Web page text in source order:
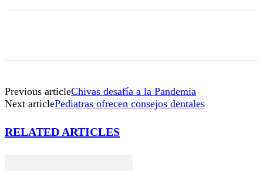
Previous articleChivas desafía a la Pandemia
Next articlePediatras ofrecen consejos dentales
RELATED ARTICLES